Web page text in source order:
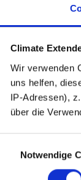
Climate
Wir verwenden
uns helfen,
IP-Adressen),
über die
SelectionNotwendige